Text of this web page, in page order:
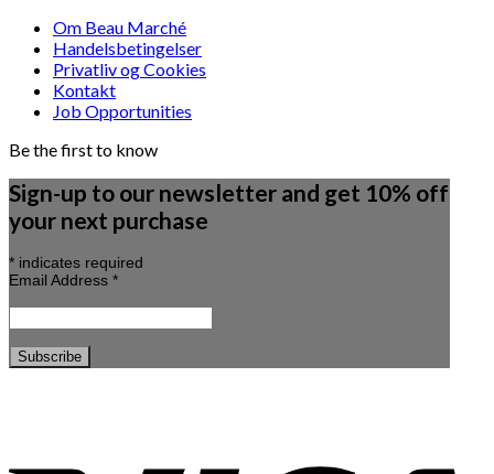
Om Beau Marché
Handelsbetingelser
Privatliv og Cookies
Kontakt
Job Opportunities
Be the first to know
Sign-up to our newsletter and get 10% off
your next purchase
* indicates required
Email Address *